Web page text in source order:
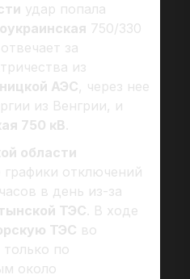
удар попала
750/330
за
из
АЭС, через нее
из Венгрии, и
750 кВ.
области
отключений
в день из-за
ТЭС. В ходе
ТЭС во
только по
около